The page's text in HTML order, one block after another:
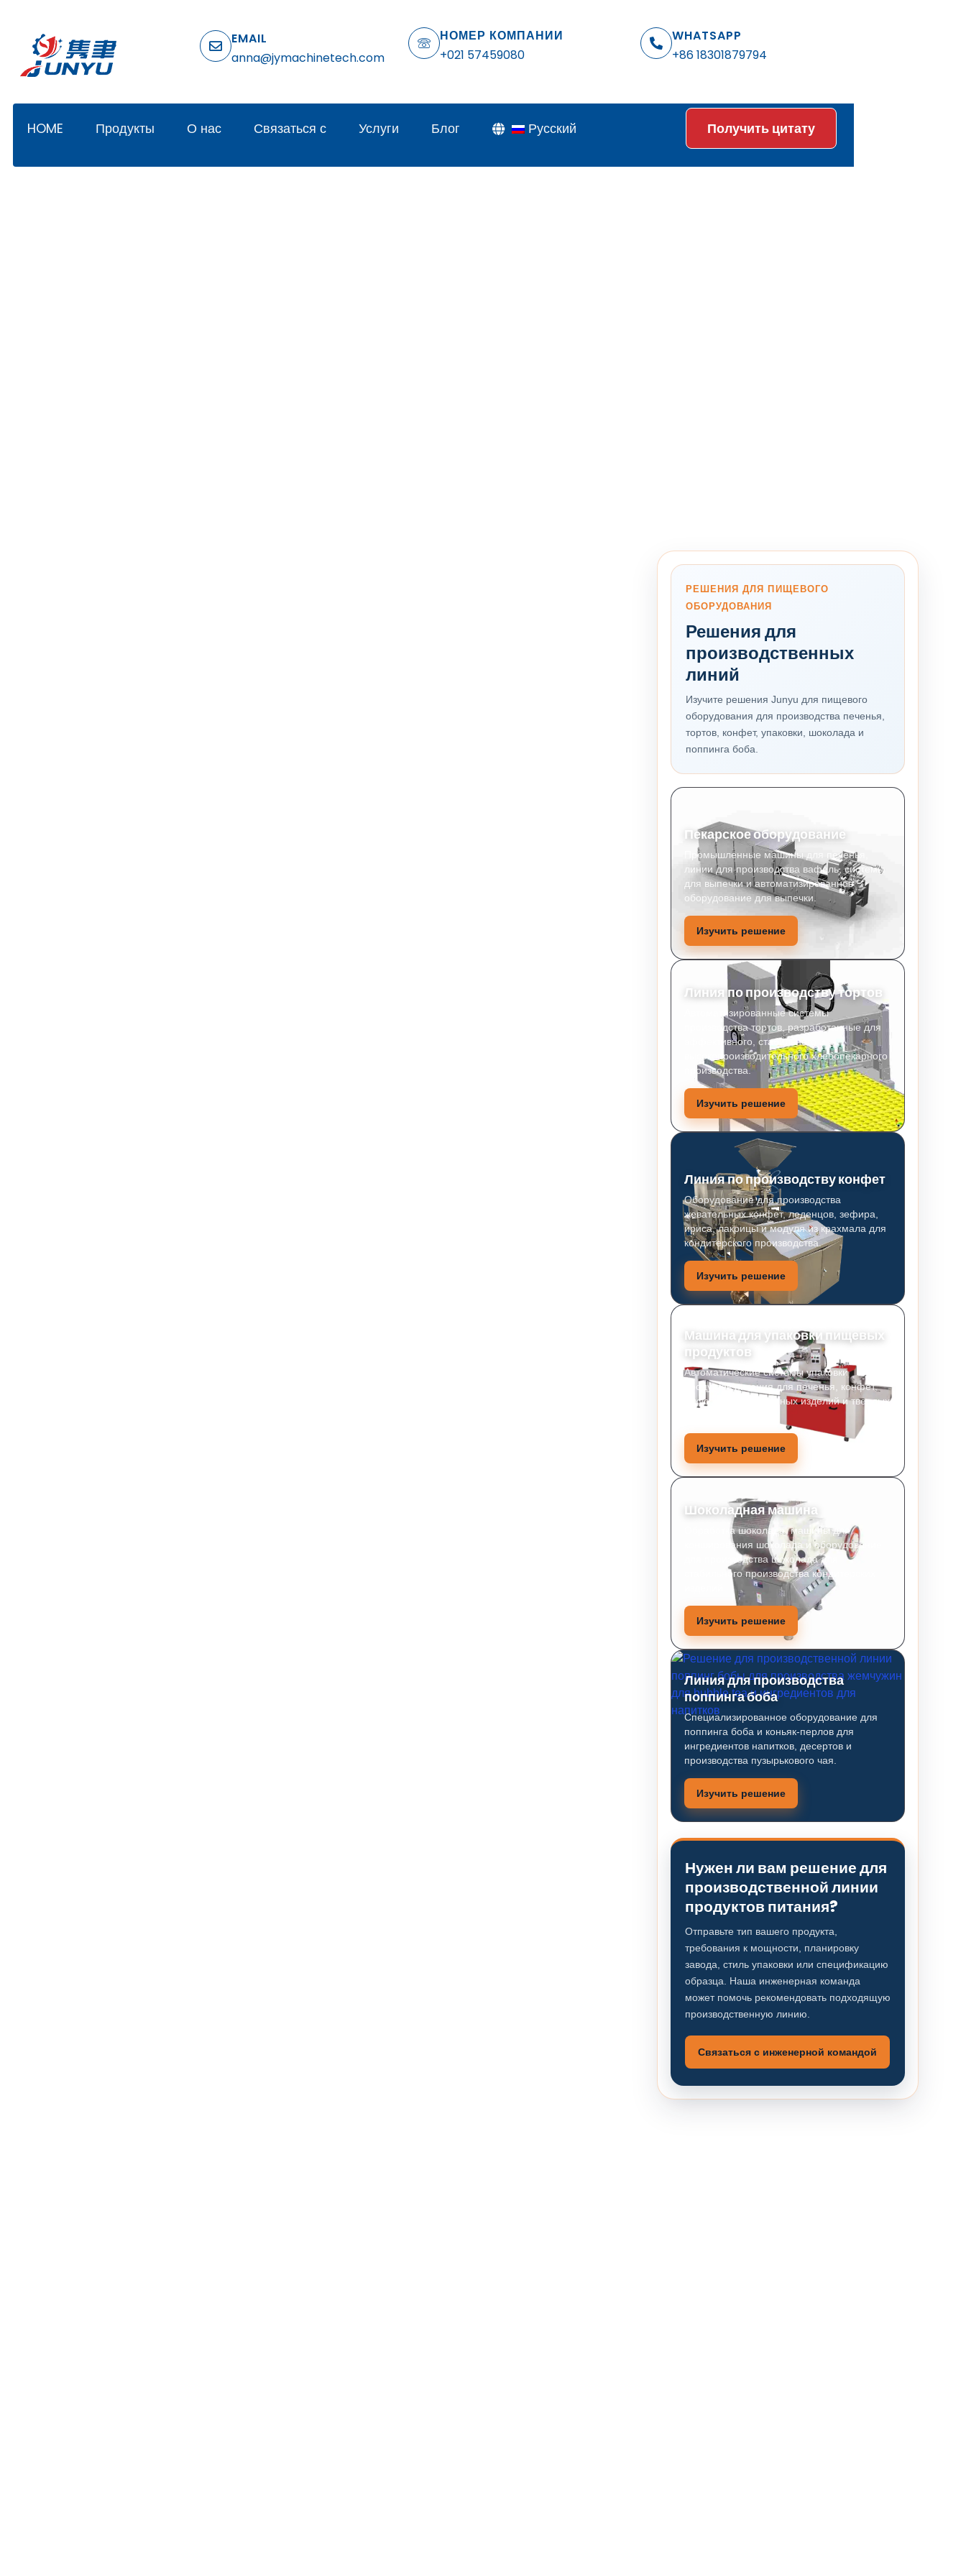
EMAIL
anna@jymachinetech.com
НОМЕР КОМПАНИИ
+021 57459080
WHATSAPP
+86 18301879794
HOME Продукты О нас Связаться с Услуги Блог Русский Получить цитату
РЕШЕНИЯ ДЛЯ ПИЩЕВОГО
ОБОРУДОВАНИЯ
Решения для
производственных
линий
Изучите решения Junyu для пищевого
оборудования для производства печенья,
тортов, конфет, упаковки, шоколада и
поппинга боба.
Пекарское оборудование
Промышленные машины для печенья,
линии для производства вафель, системы
для выпечки и автоматизированное
оборудование для выпечки.
Изучить решение
Линия по производству тортов
Автоматизированные системы
производства тортов, разработанные для
эффективного, стабильного и
высокопроизводительного хлебопекарного
производства.
Изучить решение
Линия по производству конфет
Оборудование для производства
жевательных конфет, леденцов, зефира,
ириса, лакрицы и модуля из крахмала для
кондитерского производства.
Изучить решение
Машина для упаковки пищевых
продуктов
Автоматические системы упаковки
продуктов питания для печенья, конфет,
закусок, хлебобулочных изделий и твердых
Изучить решение
Шоколадная машина
Обработка шоколада, машины для
конширования шоколада и оборудование
для производства шоколада для
стабильного производства кондитерских
Изучить решение
Линия для производства
поппинга боба
Специализированное оборудование для
поппинга боба и коньяк-перлов для
ингредиентов напитков, десертов и
производства пузырькового чая.
Изучить решение
Нужен ли вам решение для
производственной линии
продуктов питания?
Отправьте тип вашего продукта,
требования к мощности, планировку
завода, стиль упаковки или спецификацию
образца. Наша инженерная команда
может помочь рекомендовать подходящую
производственную линию.
Связаться с инженерной командой